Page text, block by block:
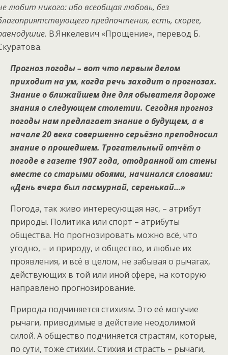
любит никого: ибо всеобщая любовь, без
предпочтения, есть, скорее,
В.Янкелевич «Прощение», перевод Б.
Прогноз погоды – вот что первым делом
приходит на ум, когда речь заходит о прогнозах.
Знание о ближайшем дне для обывателя дороже
знания о следующем столетии. Сегодня прогноз
погоды нам предлагает знание о будущем, а в
начале 20 века совершенно серьёзно преподносил
знание о прошедшем. Трогательный отчёт о
погоде в газете 1907 года, отодранной от стены
вместе со старыми обоями, начинался словами:
«День вчера был пасмурнай, серенькай…»
Погода, так живо интересующая нас, – атрибут
природы. Политика или спорт – атрибуты
общества. Но прогнозировать можно всё, что
угодно, – и природу, и общество, и любые их
проявления, и всё в целом, не забывая о рычагах,
действующих в той или иной сфере, на которую
направлено прогнозирование.
Природа подчиняется стихиям. Это её могучие
рычаги, приводимые в действие неодолимой
силой. А общество подчиняется страстям, которые,
по сути, тоже стихии. Стихия и страсть – рычаги,